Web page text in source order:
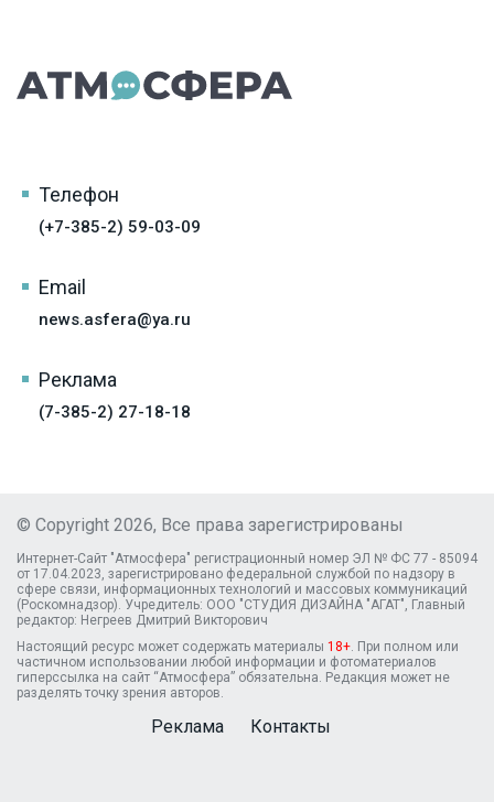
Телефон
(+7-385-2) 59-03-09
Email
news.asfera@ya.ru
Реклама
(7-385-2) 27-18-18
© Copyright 2026, Все права зарегистрированы
Интернет-Сайт "Атмосфера" регистрационный номер ЭЛ № ФС 77 - 85094
от 17.04.2023, зарегистрировано федеральной службой по надзору в
сфере связи, информационных технологий и массовых коммуникаций
(Роскомнадзор). Учредитель: ООО "СТУДИЯ ДИЗАЙНА "АГАТ", Главный
редактор: Негреев Дмитрий Викторович
Настоящий ресурс может содержать материалы 18+ . При полном или
частичном использовании любой информации и фотоматериалов
гиперссылка на сайт “Атмосфера” обязательна. Редакция может не
разделять точку зрения авторов.
Реклама Контакты